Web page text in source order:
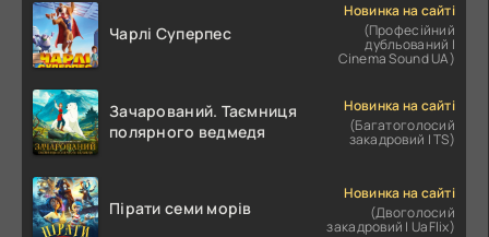
Чарлі Суперпес
Новинка на сайті
(Професійний
дубльований |
Cinema Sound UA)
Зачарований. Таємниця
полярного ведмедя
Новинка на сайті
(Багатоголосий
закадровий | TS)
Пірати семи морів
Новинка на сайті
(Двоголосий
закадровий | UaFlix)